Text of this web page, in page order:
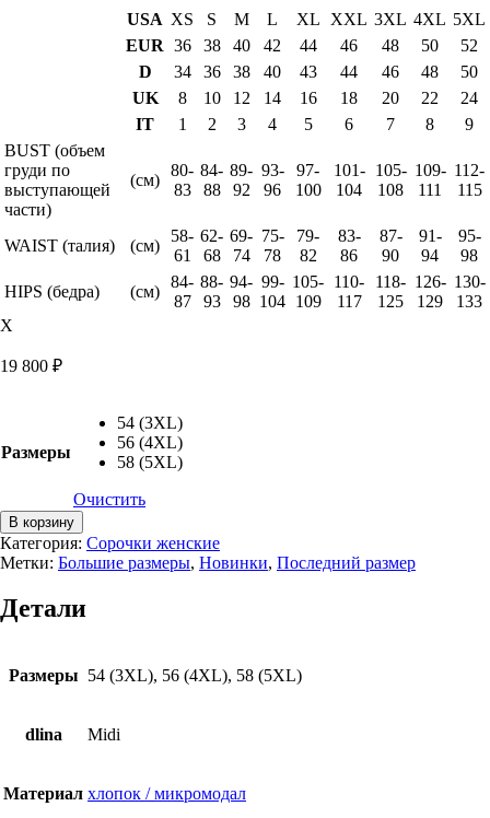
USA XS S M L XL XXL 3XL 4XL 5XL
EUR 36 38 40 42 44 46 48 50
52
D
34 36 38 40 43 44 46 48
50
UK
8 10 12 14 16 18 20 22
24
IT
1 2 3 4 5 6 7 8
9
BUST (объем
груди по
выступающей
части)
(см)
80-
83
84-
88
89-
92
93-
96
97-
100
101-
104
105-
108
109-
111
112-
115
WAIST (талия) (см)
58-
61
62-
68
69-
74
75-
78
79-
82
83-
86
87-
90
91-
94
95-
98
HIPS (бедра)
(см)
84-
87
88-
93
94-
98
99-
104
105-
109
110-
117
118-
125
126-
129
130-
133
X
19 800 ₽
Размеры
54 (3XL)
56 (4XL)
58 (5XL)
Очистить
Количество
товара
Сорочка
кружевом
Florida
В корзину
Категория: Сорочки женские
Метки: Большие размеры, Новинки, Последний размер
Детали
Размеры 54 (3XL), 56 (4XL), 58 (5XL)
dlina Midi
Материал хлопок / микромодал